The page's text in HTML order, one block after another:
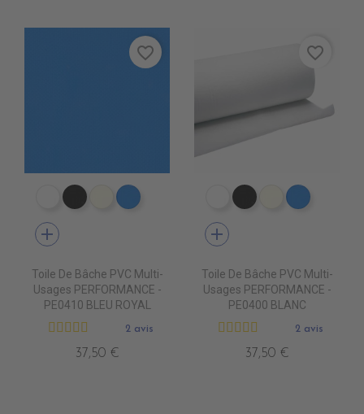
PE0400 BLANC
PE0440 NOIR
PE0490 IVOIRE
PE0410 BLEU ROYAL
add
Toile De Bâche PVC Multi-
Usages PERFORMANCE -
PE0410 BLEU ROYAL
2 avis
37,50 €
favorite_border
PE0400 BLANC
PE0440 NOIR
PE0490PE0410
add
Toile De Bâche PVC Multi-
Usages PERFORMANCE -
PE0400 BLANC
2 avis
37,50 €
favorite_border